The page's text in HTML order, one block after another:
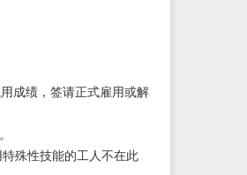
成绩，签请正式雇用或解
殊性技能的工人不在此